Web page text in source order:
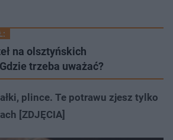
na olsztyńskich
trzeba uważać?
plince. Te potrawu zjesz tylko
[ZDJĘCIA]